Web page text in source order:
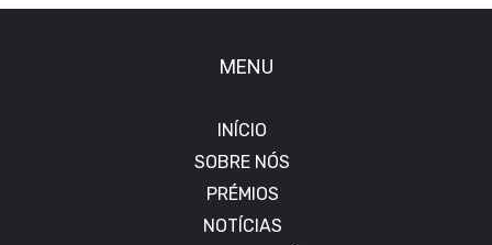
MENU
INÍCIO
SOBRE NÓS
PRÉMIOS
NOTÍCIAS